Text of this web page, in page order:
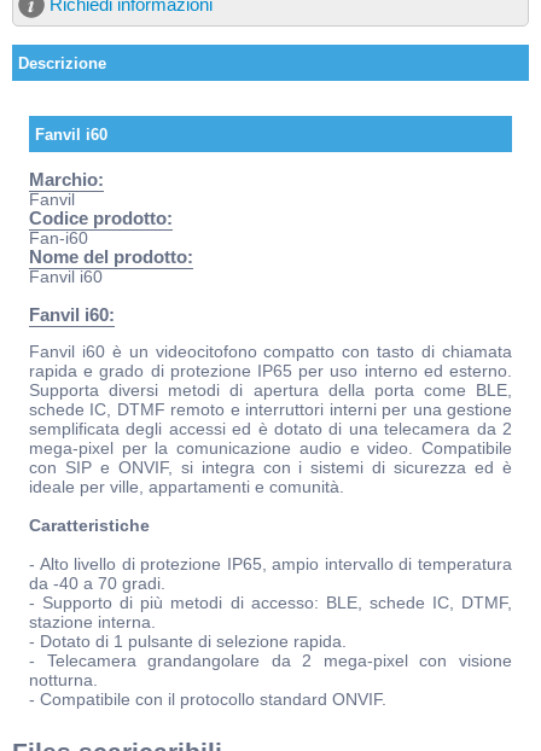
Richiedi informazioni
Descrizione
Fanvil i60
Marchio:
Fanvil
Codice prodotto:
Fan-i60
Nome del prodotto:
Fanvil i60
Fanvil i60:
Fanvil i60 è un videocitofono compatto con tasto di chiamata
rapida e grado di protezione IP65 per uso interno ed esterno.
Supporta diversi metodi di apertura della porta come BLE,
schede IC, DTMF remoto e interruttori interni per una gestione
semplificata degli accessi ed è dotato di una telecamera da 2
mega-pixel per la comunicazione audio e video. Compatibile
con SIP e ONVIF, si integra con i sistemi di sicurezza ed è
ideale per ville, appartamenti e comunità.
Caratteristiche
- Alto livello di protezione IP65, ampio intervallo di temperatura
da -40 a 70 gradi.
- Supporto di più metodi di accesso: BLE, schede IC, DTMF,
stazione interna.
- Dotato di 1 pulsante di selezione rapida.
- Telecamera grandangolare da 2 mega-pixel con visione
notturna.
- Compatibile con il protocollo standard ONVIF.